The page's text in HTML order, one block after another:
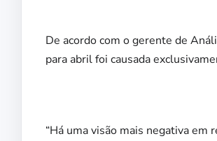
De acordo com o gerente de
para abril foi causada
“Há uma visão mais negativa